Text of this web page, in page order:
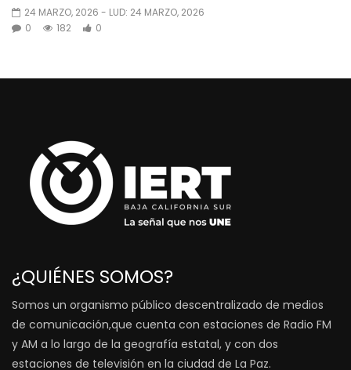
24 MARZO, 2026 - LUD: 24 MARZO, 2026
0
182 0
¿QUIÉNES SOMOS?
Somos un organismo público descentralizado de medios
de comunicación,que cuenta con estaciones de Radio FM
y AM a lo largo de la geografía estatal, y con dos
estaciones de televisión en la ciudad de La Paz.